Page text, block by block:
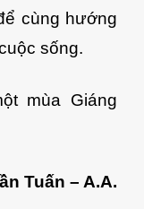
cùng hướng
sống.
mùa Giáng
Tuấn – A.A.